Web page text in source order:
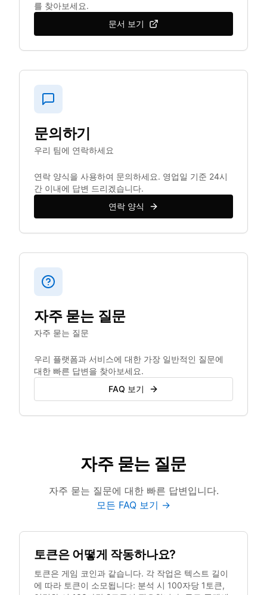
를 찾아보세요.
문서 보기
문의하기
우리 팀에 연락하세요
연락 양식을 사용하여 문의하세요. 영업일 기준 24시
간 이내에 답변 드리겠습니다.
연락 양식
자주 묻는 질문
자주 묻는 질문
우리 플랫폼과 서비스에 대한 가장 일반적인 질문에
대한 빠른 답변을 찾아보세요.
FAQ 보기
자주 묻는 질문
자주 묻는 질문에 대한 빠른 답변입니다.
모든 FAQ 보기 →
토큰은 어떻게 작동하나요?
토큰은 게임 코인과 같습니다. 각 작업은 텍스트 길이
에 따라 토큰이 소모됩니다: 분석 시 100자당 1토큰,